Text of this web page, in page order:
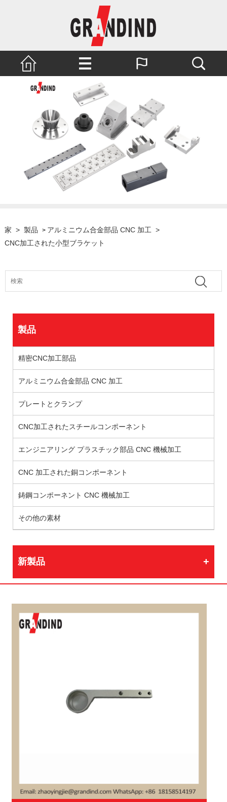
家 > 製品 > アルミニウム合金部品 CNC 加工 >
CNC加工された小型ブラケット
製品
精密CNC加工部品
アルミニウム合金部品 CNC 加工
プレートとクランプ
CNC加工されたスチールコンポーネント
エンジニアリング プラスチック部品 CNC 機械加工
CNC 加工された銅コンポーネント
鋳鋼コンポーネント CNC 機械加工
その他の素材
新製品